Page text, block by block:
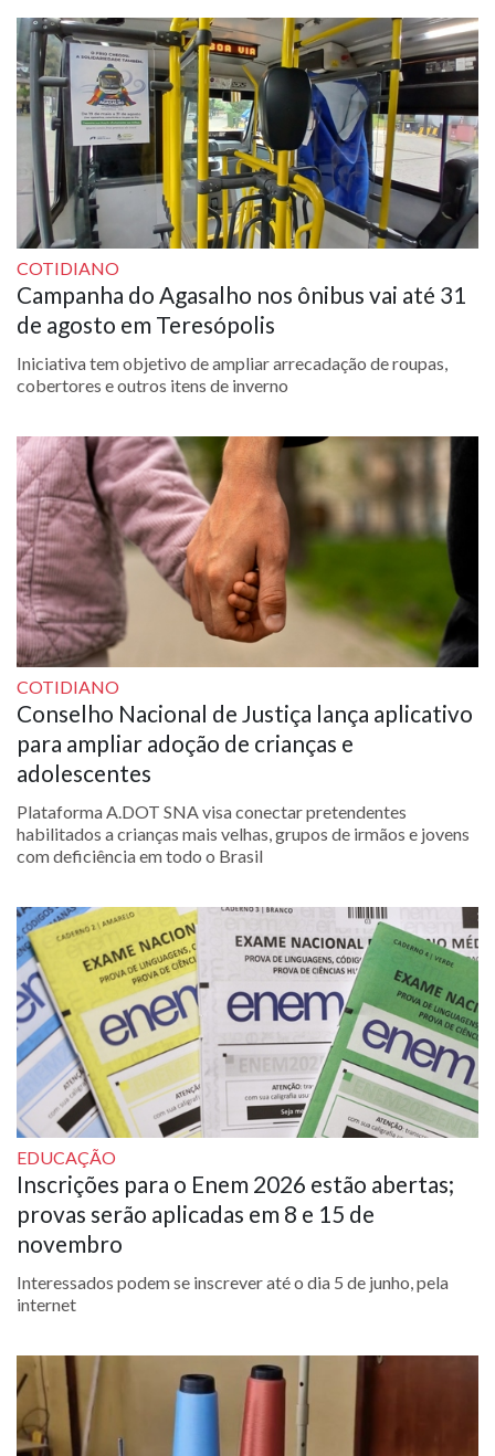
COTIDIANO
Campanha do Agasalho nos ônibus vai até 31
de agosto em Teresópolis
Iniciativa tem objetivo de ampliar arrecadação de roupas,
cobertores e outros itens de inverno
COTIDIANO
Conselho Nacional de Justiça lança aplicativo
para ampliar adoção de crianças e
adolescentes
Plataforma A.DOT SNA visa conectar pretendentes
habilitados a crianças mais velhas, grupos de irmãos e jovens
com deficiência em todo o Brasil
EDUCAÇÃO
Inscrições para o Enem 2026 estão abertas;
provas serão aplicadas em 8 e 15 de
novembro
Interessados podem se inscrever até o dia 5 de junho, pela
internet